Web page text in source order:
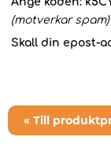
(motverkar spam)
Skall din epost-
« Till